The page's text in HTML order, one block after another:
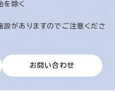
を除く
がありますのでご注意くださ
お問い合わせ